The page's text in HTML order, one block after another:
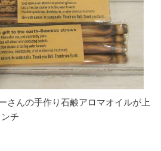
さんの手作り石鹸アロマオイルが上
チ